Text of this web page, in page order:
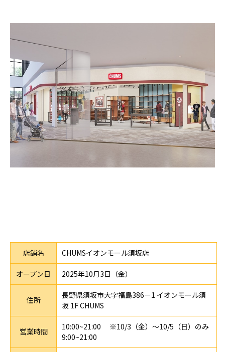
店舗名 CHUMSイオンモール須坂店
オープン日 2025年10月3日（金）
住所
長野県須坂市大字福島386－1 イオンモール須
坂 1F CHUMS
営業時間 10:00~21:00 ※10/3（金） ～10/5（日） のみ
9:00~21:00